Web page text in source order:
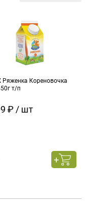
Кореновочка
т/п
₽ / шт